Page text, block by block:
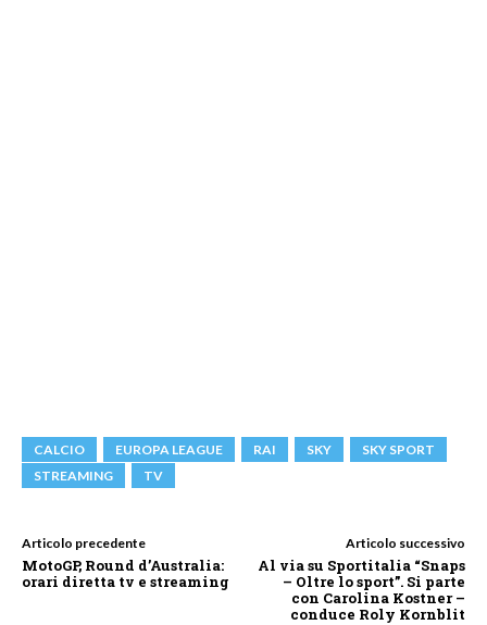
CALCIO EUROPA LEAGUE RAI SKY
SKY SPORT
STREAMING
TV
Articolo precedente
MotoGP, Round d’Australia:
orari diretta tv e streaming
Articolo successivo
Al via su Sportitalia “Snaps
– Oltre lo sport”. Si parte
con Carolina Kostner –
conduce Roly Kornblit